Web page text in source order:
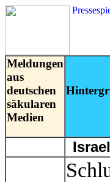
Meldungen
aus
deutschen
säkularen
Medien